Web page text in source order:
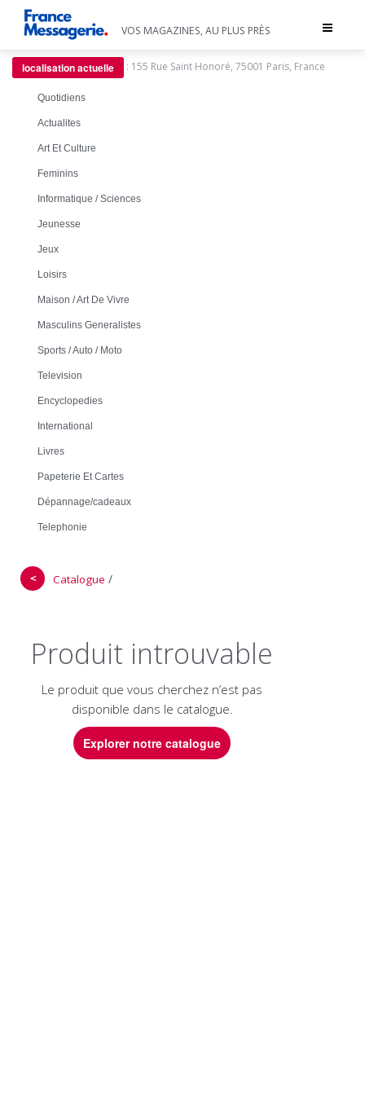
Toggle
VOS MAGAZINES, AU PLUS PRÈS
localisation actuelle : 155 Rue Saint Honoré, 75001 Paris, France
Quotidiens
Actualites
Art Et Culture
Feminins
Informatique / Sciences
Jeunesse
Jeux
Loisirs
Maison / Art De Vivre
Masculins Generalistes
Sports / Auto / Moto
Television
Encyclopedies
International
Livres
Papeterie Et Cartes
Dépannage/cadeaux
Telephonie
＜ Catalogue /
Produit introuvable
Le produit que vous cherchez n’est pas
disponible dans le catalogue.
Explorer notre catalogue